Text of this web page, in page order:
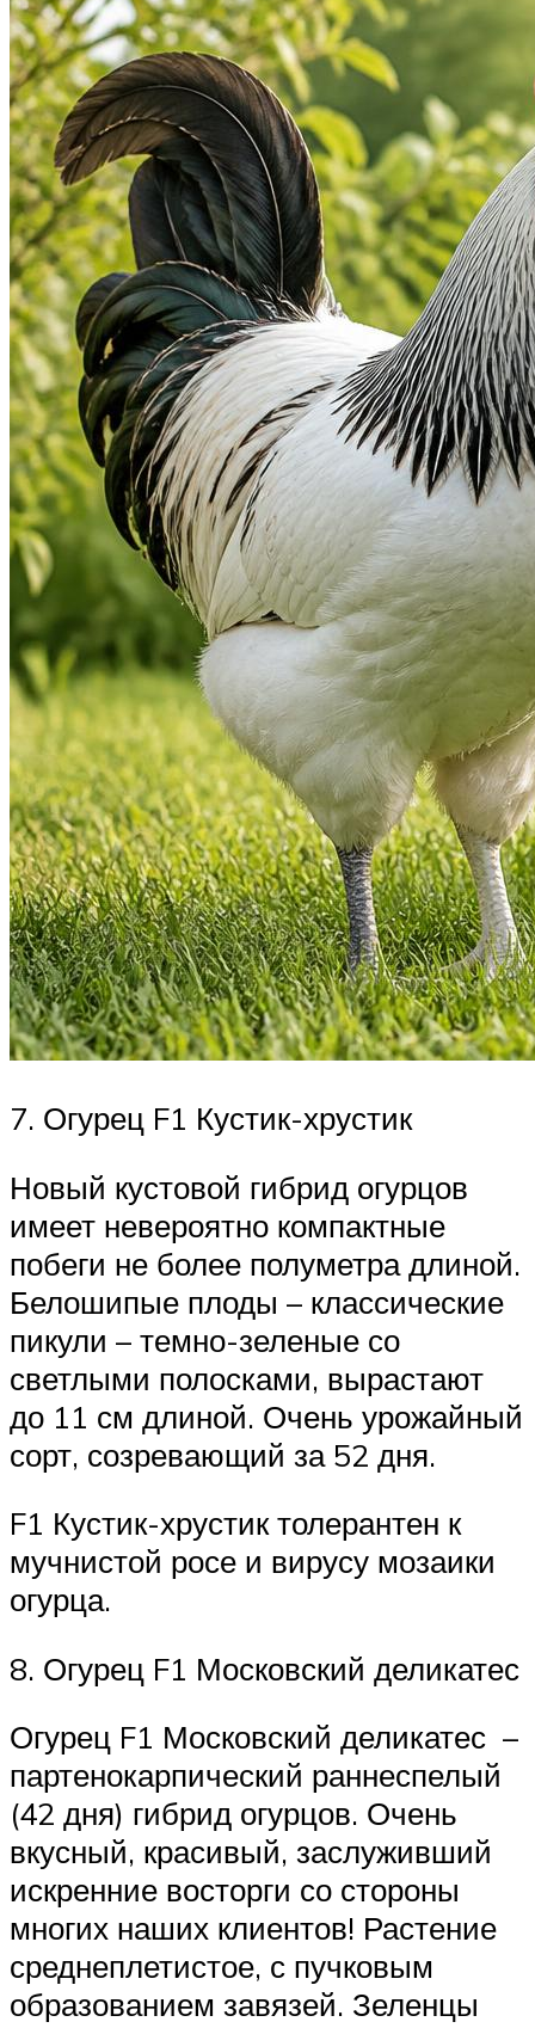
7. Огурец F1 Кустик-хрустик
Новый кустовой гибрид огурцов
имеет невероятно компактные
побеги не более полуметра длиной.
Белошипые плоды – классические
пикули – темно-зеленые со
светлыми полосками, вырастают
до 11 см длиной. Очень урожайный
сорт, созревающий за 52 дня.
F1 Кустик-хрустик толерантен к
мучнистой росе и вирусу мозаики
огурца.
8. Огурец F1 Московский деликатес
Огурец F1 Московский деликатес –
партенокарпический раннеспелый
(42 дня) гибрид огурцов. Очень
вкусный, красивый, заслуживший
искренние восторги со стороны
многих наших клиентов! Растение
среднеплетистое, с пучковым
образованием завязей. Зеленцы